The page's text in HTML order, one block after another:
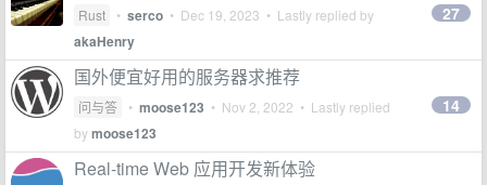
Rust • serco • Dec 19, 2023 • Lastly replied by
akaHenry
27
国外便宜好用的服务器求推荐
问与答 • moose123 • Nov 2, 2022 • Lastly replied
bymoose123
14
Real-time Web 应用开发新体验